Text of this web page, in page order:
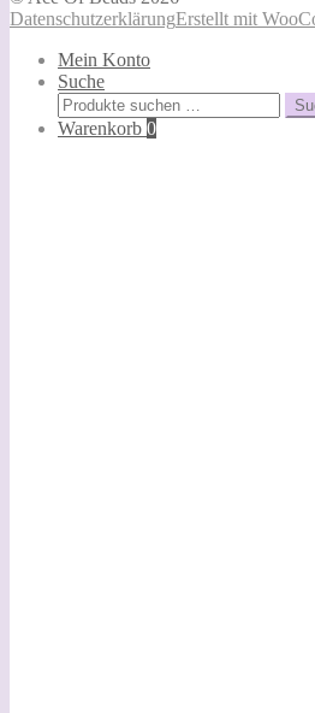
DatenschutzerklärungErstellt mit
Mein Konto
Suche
Suchen
nach:
Warenkorb 0